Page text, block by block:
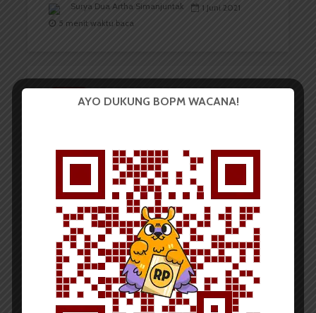
Surya Dua Artha Simanjuntak
1 Juni 2021
5 menit waktu baca
Sejarah Lagu “Darah Juang”
Redaksi 31 Maret 2015 4 menit waktu baca
AYO DUKUNG BOPM WACANA!